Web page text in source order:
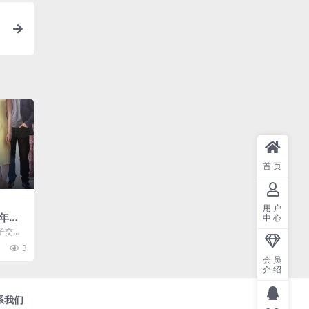
纪
时
交了
前
3
我们
首页
用户
中心
会员
介绍